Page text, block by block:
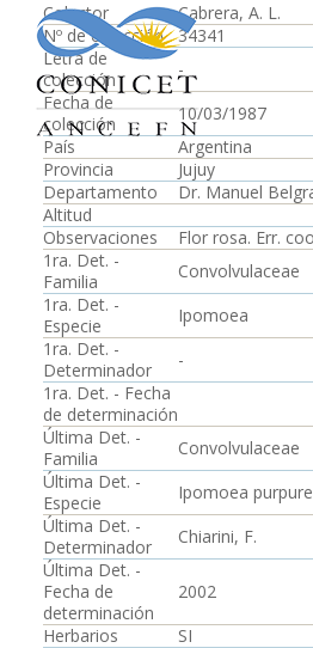
Colector
Cabrera, A. L.
Nº de colección
34341
Letra de
colección
-
Fecha de
colección
10/03/1987
País
Argentina
Provincia
Jujuy
Departamento
Dr. Manuel
Altitud
Observaciones
Flor rosa. Err.
1ra. Det. -
Familia
Convolvulaceae
1ra. Det. -
Especie
Ipomoea
1ra. Det. -
Determinador
-
1ra. Det. - Fecha
de determinación
Última Det. -
Familia
Convolvulaceae
Última Det. -
Especie
Ipomoea
Última Det. -
Determinador
Chiarini, F.
Última Det. -
Fecha de
determinación
2002
Herbarios
SI